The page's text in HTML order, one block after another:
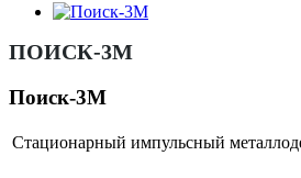
ПОИСК-3М
Поиск-3М
Стационарный импульсный